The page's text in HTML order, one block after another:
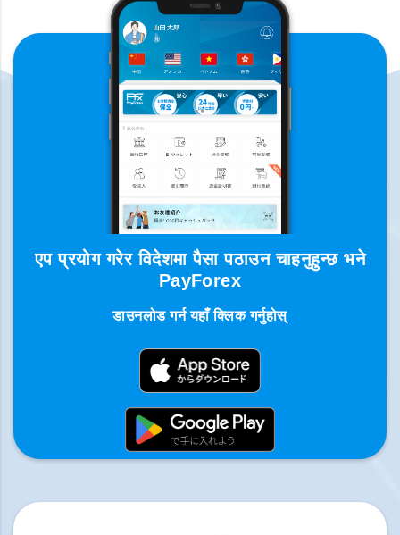
एप प्रयोग गरेर विदेशमा पैसा पठाउन चाहनुहुन्छ भने
PayForex
डाउनलोड गर्न यहाँ क्लिक गर्नुहोस्